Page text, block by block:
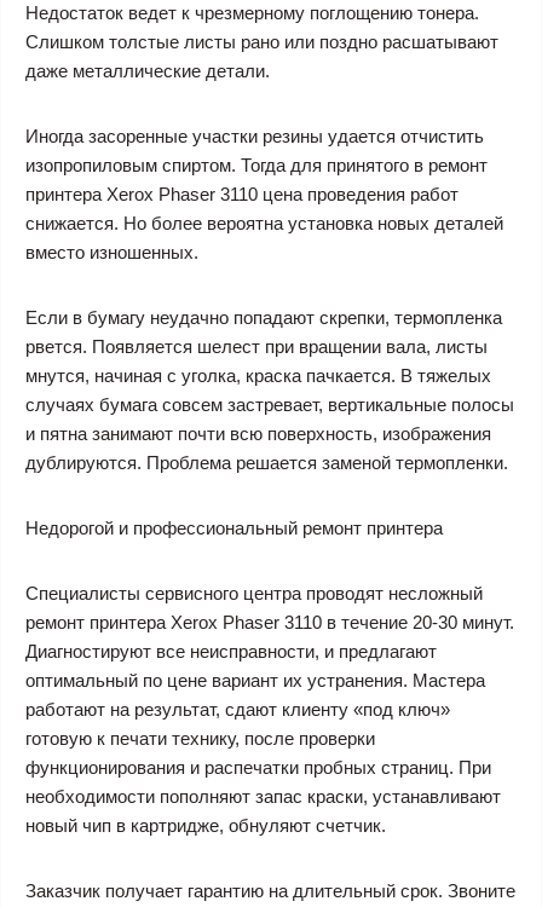
Недостаток ведет к чрезмерному поглощению тонера.
Слишком толстые листы рано или поздно расшатывают
даже металлические детали.
Иногда засоренные участки резины удается отчистить
изопропиловым спиртом. Тогда для принятого в ремонт
принтера Xerox Phaser 3110 цена проведения работ
снижается. Но более вероятна установка новых деталей
вместо изношенных.
Если в бумагу неудачно попадают скрепки, термопленка
рвется. Появляется шелест при вращении вала, листы
мнутся, начиная с уголка, краска пачкается. В тяжелых
случаях бумага совсем застревает, вертикальные полосы
и пятна занимают почти всю поверхность, изображения
дублируются. Проблема решается заменой термопленки.
Недорогой и профессиональный ремонт принтера
Специалисты сервисного центра проводят несложный
ремонт принтера Xerox Phaser 3110 в течение 20-30 минут.
Диагностируют все неисправности, и предлагают
оптимальный по цене вариант их устранения. Мастера
работают на результат, сдают клиенту «под ключ»
готовую к печати технику, после проверки
функционирования и распечатки пробных страниц. При
необходимости пополняют запас краски, устанавливают
новый чип в картридже, обнуляют счетчик.
Заказчик получает гарантию на длительный срок. Звоните